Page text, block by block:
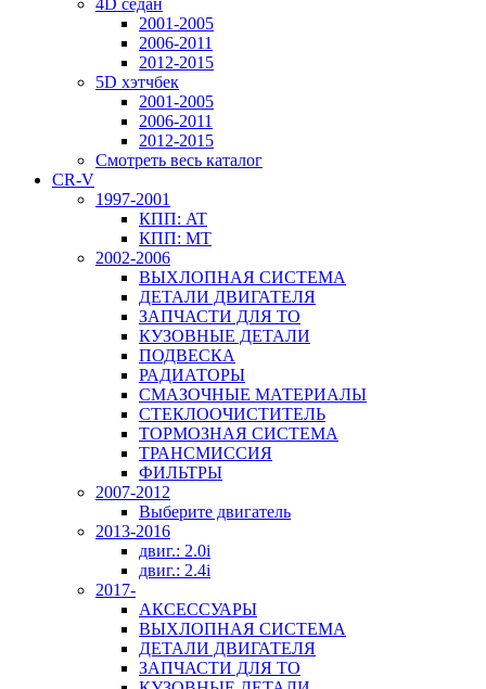
4D седан
2001-2005
2006-2011
2012-2015
5D хэтчбек
2001-2005
2006-2011
2012-2015
Смотреть весь каталог
CR-V
1997-2001
КПП: AT
КПП: MT
2002-2006
ВЫХЛОПНАЯ СИСТЕМА
ДЕТАЛИ ДВИГАТЕЛЯ
ЗАПЧАСТИ ДЛЯ ТО
КУЗОВНЫЕ ДЕТАЛИ
ПОДВЕСКА
РАДИАТОРЫ
СМАЗОЧНЫЕ МАТЕРИАЛЫ
СТЕКЛООЧИСТИТЕЛЬ
ТОРМОЗНАЯ СИСТЕМА
ТРАНСМИССИЯ
ФИЛЬТРЫ
2007-2012
Выберите двигатель
2013-2016
двиг.: 2.0i
двиг.: 2.4i
2017-
АКСЕССУАРЫ
ВЫХЛОПНАЯ СИСТЕМА
ДЕТАЛИ ДВИГАТЕЛЯ
ЗАПЧАСТИ ДЛЯ ТО